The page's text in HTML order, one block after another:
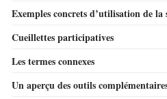
Exemples concrets d’utilisation de la
Cueillettes participatives
Les termes connexes
Un aperçu des outils